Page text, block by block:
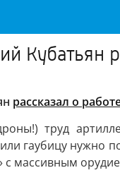
Кубатьян
рассказал о
труд
гаубицу нужно
массивным